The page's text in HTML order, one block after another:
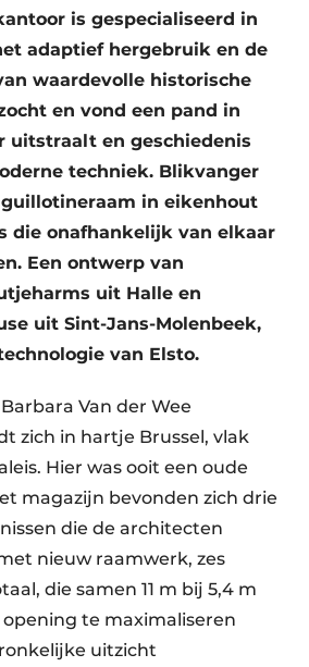
is gespecialiseerd in
adaptief hergebruik en de
waardevolle historische
en vond een pand in
uitstraalt en geschiedenis
techniek. Blikvanger
in eikenhout
die onafhankelijk van elkaar
Een ontwerp van
uit Halle en
uit Sint-Jans-Molenbeek,
van Elsto.
Van der Wee
zich in hartje Brussel, vlak
Hier was ooit een oude
magazijn bevonden zich drie
die de architecten
nieuw raamwerk, zes
die samen 11 m bij 5,4 m
opening te maximaliseren
uitzicht